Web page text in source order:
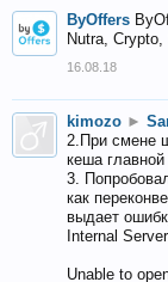
ByOffers
Nutra,
16.08.18
kimozo ►
2.При смене
кеша главной
3.
как
выдает
Internal
Unable to